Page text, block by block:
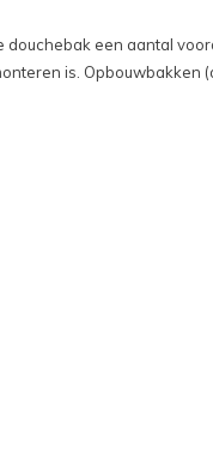
douchebak een aantal
is. Opbouwbakken